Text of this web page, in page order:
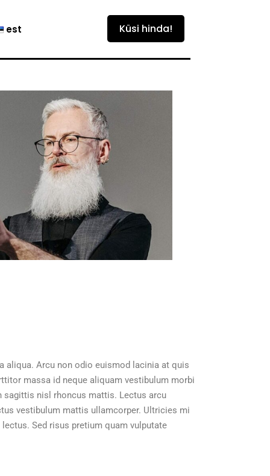
est
est
fin
Küsi hinda!
aliqua. Arcu non odio euismod lacinia at quis
massa id neque aliquam vestibulum morbi
sagittis nisl rhoncus mattis. Lectus arcu
vestibulum mattis ullamcorper. Ultricies mi
Sed risus pretium quam vulputate